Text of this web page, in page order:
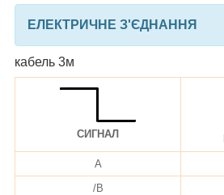
ЕЛЕКТРИЧНЕ З'ЄДНАННЯ
кабель 3м
СИГНАЛ
A
/B